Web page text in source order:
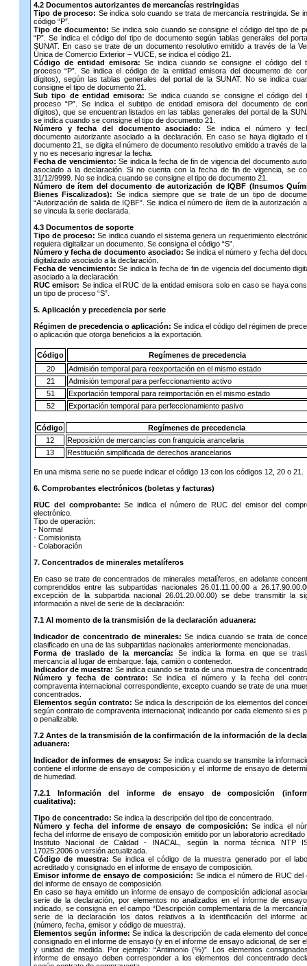
4.2 Documentos autorizantes de mercancías restringidas
Tipo de proceso: Se indica solo cuando se trata de mercancía restringida. Se
código “P”.
Tipo de documento: Se indica solo cuando se consigne el código del tipo de
“P”. Se indica el código del tipo de documento según tablas generales del
SUNAT. En caso se trate de un documento resolutivo emitido a través de la
Única de Comercio Exterior – VUCE, se indica el código 21.
Código de entidad emisora: Se indica cuando se consigne el código del
proceso “P”. Se indica el código de la entidad emisora del documento de
dígitos), según las tablas generales del portal de la SUNAT. No se indica
consigne el tipo de documento 21.
Sub tipo de entidad emisora: Se indica cuando se consigne el código del
proceso “P”. Se indica el subtipo de entidad emisora del documento de
dígitos), que se encuentran listados en las tablas generales del portal de la
se indica cuando se consigne el tipo de documento 21.
Número y fecha del documento asociado:
Se indica el número y
documento autorizante asociado a la declaración. En caso se haya digitado el
documento 21, se digita el número de documento resolutivo emitido a través de
y no es necesario ingresar la fecha.
Fecha de vencimiento: Se indica la fecha de fin de vigencia del documento
asociado a la declaración. Si no cuenta con la fecha de fin de vigencia, se
31/12/9999. No se indica cuando se consigne el tipo de documento 21.
Número de ítem del documento de autorización de IQBF (Insumos
Bienes Fiscalizados): Se indica siempre que se trate de un tipo de
“Autorización de salida de IQBF”. Se indica el número de ítem de la autorización
se vincula la serie declarada.
4.3 Documentos de soporte
Tipo de proceso:Se indica cuando el sistema genera un requerimiento
requiera digitalizar un documento. Se consigna el código “S”.
Número y fecha de documento asociado: Se indica el número y fecha del
digitalizado asociado a la declaración.
Fecha de vencimiento: Se indica la fecha de fin de vigencia del documento
asociado a la declaración.
RUC emisor: Se indica el RUC de la entidad emisora solo en caso se haya
un tipo de proceso “S”.
5. Aplicación y precedencia por serie
Régimen de precedencia o aplicación: Se indica el código del régimen de
o aplicación que otorga beneficios a la exportación.
Código
Regímenes de precedencia
20
Admisión temporal para reexportación en el mismo estado
21
Admisión temporal para perfeccionamiento activo
51
Exportación temporal para reimportación en el mismo estado
52
Exportación temporal para perfeccionamiento pasivo
Código
Regímenes de precedencia
12
Reposición de mercancías con franquicia arancelaria
13
Restitución simplificada de derechos arancelarios
En una misma serie no se puede indicar el código 13 con los códigos 12, 20 o 21.
6. Comprobantes electrónicos (boletas y facturas)
RUC del comprobante:Se indica el número de RUC del emisor del
electrónico.
Tipo de operación:
- Normal
- Comisionista
- Colaboración
7. Concentrados de minerales metalíferos
En caso se trate de concentrados de minerales metalíferos, en adelante
comprendidos entre las subpartidas nacionales 26.01.11.00.00 a
excepción de la subpartida nacional 26.01.20.00.00) se debe transmitir la
información a nivel de serie de la declaración:
7.1 Al momento de la transmisión de la declaración aduanera:
Indicador de concentrado de minerales: Se indica cuando se trata de
clasificado en una de las subpartidas nacionales anteriormente mencionadas.
Forma de traslado de la mercancía: Se indica la forma en que se
mercancía al lugar de embarque: faja, camión o contenedor.
Indicador de muestra: Se indica cuando se trata de una muestra de
Número y fecha de contrato:Se indica el número y la fecha del
compraventa internacional correspondiente, excepto cuando se trate de una
concentrados.
Elementos según contrato:Se indica la descripción de los elementos del
según contrato de compraventa internacional; indicando por cada elemento si es
o penalizable.
7.2 Antes de la transmisión de la confirmación de la información de la
aduanera:
Indicador de informes de ensayos:Se indica cuando se transmite la
contiene el informe de ensayo de composición y el informe de ensayo de
de humedad.
7.2.1 Información del informe de ensayo de composición
cualitativa):
Tipo de concentrado: Se indica la descripción del tipo de concentrado.
Número y fecha del informe de ensayo de composición: Se indica el
fecha del informe de ensayo de composición emitido por un laboratorio acreditado
Instituto Nacional de Calidad - INACAL, según la norma técnica NTP
17025:2006 o versión actualizada.
Código de muestra:Se indica el código de la muestra generado por el
acreditado y consignado en el informe de ensayo de composición.
Emisor informe de ensayo de composición: Se indica el número de RUC del
del informe de ensayo de composición.
En caso se haya emitido un informe de ensayo de composición adicional
serie de la declaración, por elementos no analizados en el informe de
indicado, se consigna en el campo “Descripción complementaria de la
serie de la declaración los datos relativos a la identificación del informe
(número, fecha, emisor y código de muestra).
Elementos según informe: Se indica la descripción de cada elemento del
consignado en el informe de ensayo (y en el informe de ensayo adicional, de ser
y unidad de medida. Por ejemplo: “Antimonio (%)”. Los elementos
informe de ensayo deben corresponder a los elementos del concentrado